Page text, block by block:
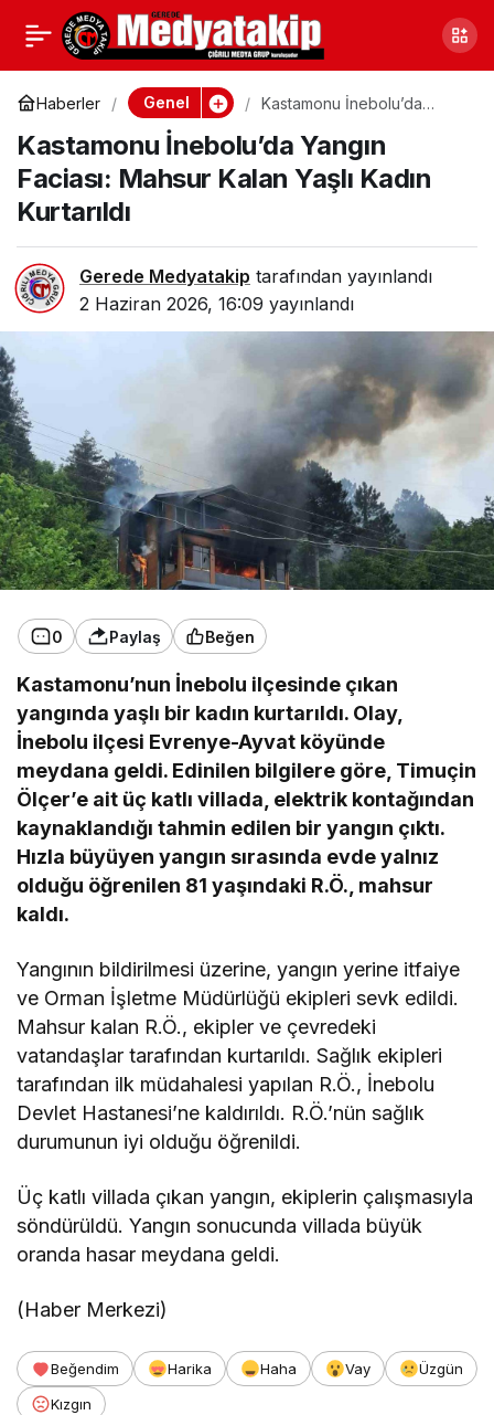
Haberler Genel
Kastamonu İnebolu’da
Kalan Yaşlı Kadın Kurtarıldı
Kastamonu İnebolu’da Yangın
Faciası: Mahsur Kalan Yaşlı Kadın
Kurtarıldı
Gerede Medyatakip tarafından yayınlandı
2 Haziran 2026, 16:09 yayınlandı
0 Paylaş Beğen
Kastamonu’nun İnebolu ilçesinde çıkan
yangında yaşlı bir kadın kurtarıldı. Olay,
İnebolu ilçesi Evrenye-Ayvat köyünde
meydana geldi. Edinilen bilgilere göre, Timuçin
Ölçer’e ait üç katlı villada, elektrik kontağından
kaynaklandığı tahmin edilen bir yangın çıktı.
Hızla büyüyen yangın sırasında evde yalnız
olduğu öğrenilen 81 yaşındaki R.Ö., mahsur
kaldı.
Yangının bildirilmesi üzerine, yangın yerine itfaiye
ve Orman İşletme Müdürlüğü ekipleri sevk edildi.
Mahsur kalan R.Ö., ekipler ve çevredeki
vatandaşlar tarafından kurtarıldı. Sağlık ekipleri
tarafından ilk müdahalesi yapılan R.Ö., İnebolu
Devlet Hastanesi’ne kaldırıldı. R.Ö.’nün sağlık
durumunun iyi olduğu öğrenildi.
Üç katlı villada çıkan yangın, ekiplerin çalışmasıyla
söndürüldü. Yangın sonucunda villada büyük
oranda hasar meydana geldi.
(Haber Merkezi)
Beğendim Harika Haha Vay
Üzgün
Kızgın
Kocaeli’de Hayatını
Kaybeden 13 Yaşındaki
Eyüp Efe İçin Anlam Dolu
Bisiklet Etkinliği
Paylaş